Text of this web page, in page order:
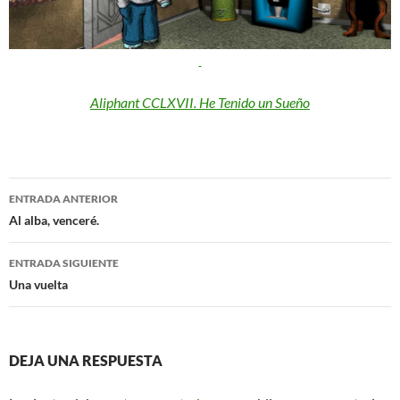
Aliphant CCLXVII. He Tenido un Sueño
Navegación
de
entradas
ENTRADA ANTERIOR
Al alba, venceré.
ENTRADA SIGUIENTE
Una vuelta
DEJA UNA RESPUESTA